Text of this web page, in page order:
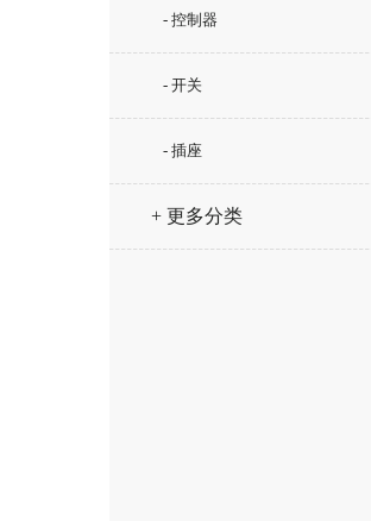
- 控制器
- 开关
- 插座
+ 更多分类